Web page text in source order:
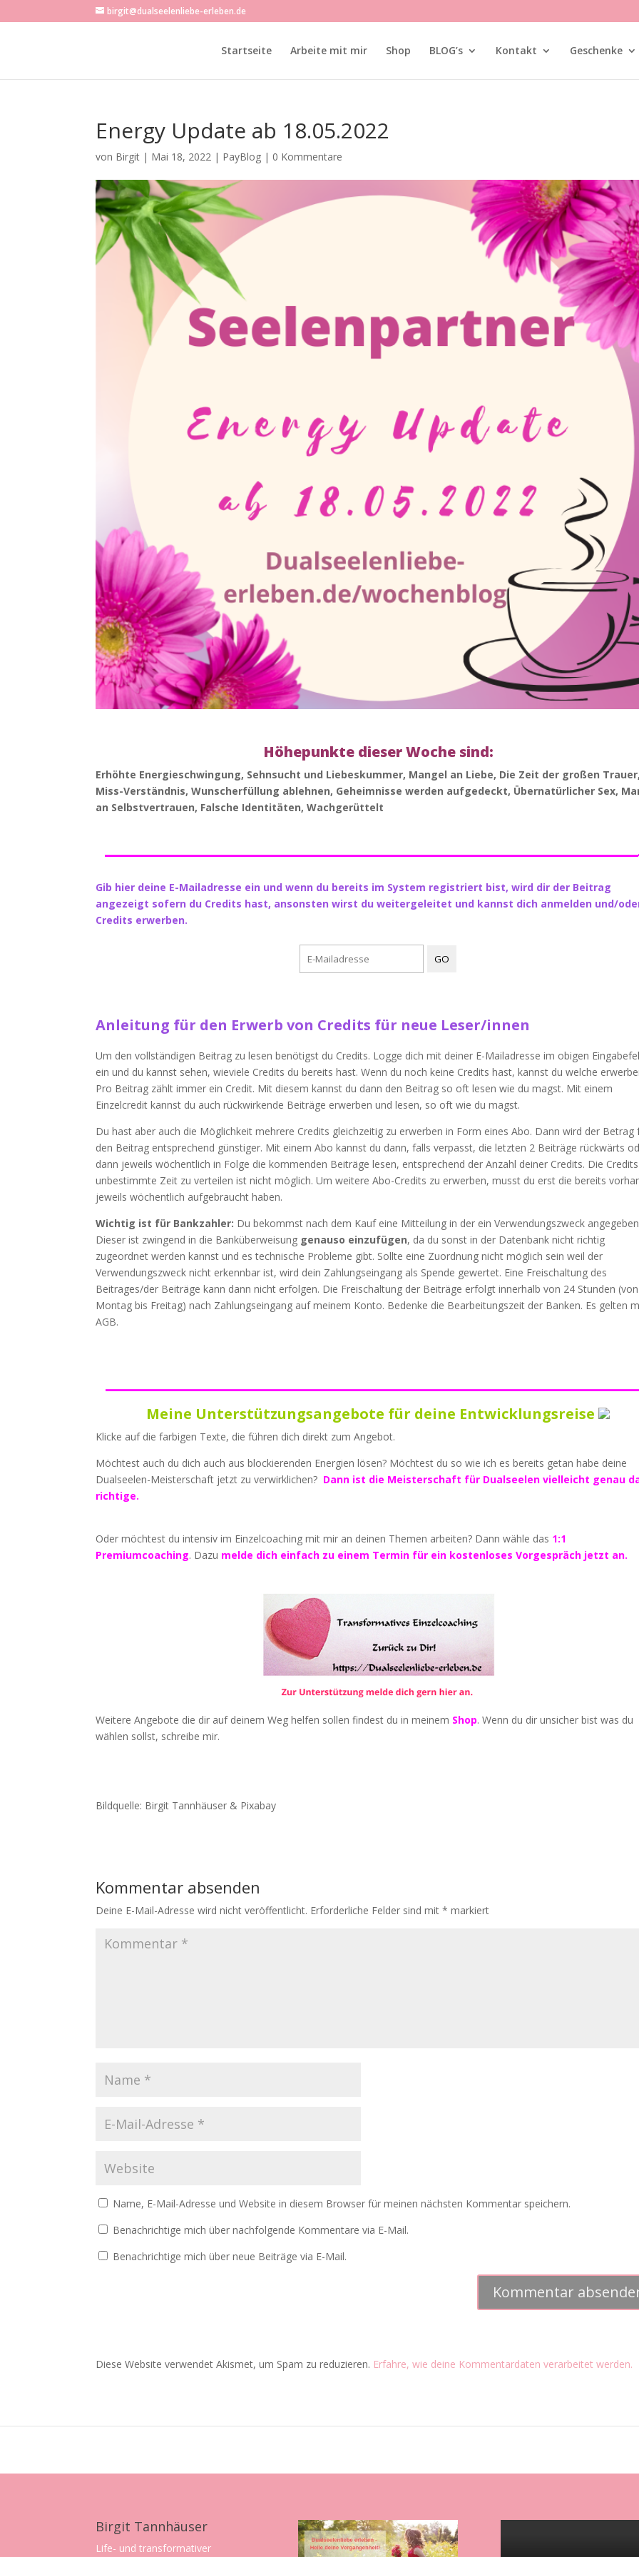
birgit@dualseelenliebe-erleben.de
Startseite Arbeite mit mir Shop BLOG’s Kontakt Geschenke
Energy Update ab 18.05.2022
von Birgit | Mai 18, 2022 | PayBlog | 0 Kommentare
Höhepunkte dieser Woche sind:
Erhöhte Energieschwingung, Sehnsucht und Liebeskummer, Mangel an Liebe, Die Zeit der großen Trauer,
Miss-Verständnis, Wunscherfüllung ablehnen, Geheimnisse werden aufgedeckt, Übernatürlicher Sex,
an Selbstvertrauen, Falsche Identitäten, Wachgerüttelt
Gib hier deine E-Mailadresse ein und wenn du bereits im System registriert bist, wird dir der Beitrag
angezeigt sofern du Credits hast, ansonsten wirst du weitergeleitet und kannst dich anmelden und/
Credits erwerben.
Anleitung für den Erwerb von Credits für neue Leser/innen
Um den vollständigen Beitrag zu lesen benötigst du Credits. Logge dich mit deiner E-Mailadresse im obigen
ein und du kannst sehen, wieviele Credits du bereits hast. Wenn du noch keine Credits hast, kannst du welche
Pro Beitrag zählt immer ein Credit. Mit diesem kannst du dann den Beitrag so oft lesen wie du magst. Mit einem
Einzelcredit kannst du auch rückwirkende Beiträge erwerben und lesen, so oft wie du magst.
Du hast aber auch die Möglichkeit mehrere Credits gleichzeitig zu erwerben in Form eines Abo. Dann wird der Betrag
den Beitrag entsprechend günstiger. Mit einem Abo kannst du dann, falls verpasst, die letzten 2 Beiträge rückwärts
dann jeweils wöchentlich in Folge die kommenden Beiträge lesen, entsprechend der Anzahl deiner Credits. Die
unbestimmte Zeit zu verteilen ist nicht möglich. Um weitere Abo-Credits zu erwerben, musst du erst die bereits
jeweils wöchentlich aufgebraucht haben.
Wichtig ist für Bankzahler: Du bekommst nach dem Kauf eine Mitteilung in der ein Verwendungszweck
Dieser ist zwingend in die Banküberweisung genauso einzufügen, da du sonst in der Datenbank nicht richtig
zugeordnet werden kannst und es technische Probleme gibt. Sollte eine Zuordnung nicht möglich sein weil der
Verwendungszweck nicht erkennbar ist, wird dein Zahlungseingang als Spende gewertet. Eine Freischaltung des
Beitrages/der Beiträge kann dann nicht erfolgen. Die Freischaltung der Beiträge erfolgt innerhalb von 24 Stunden (von
Montag bis Freitag) nach Zahlungseingang auf meinem Konto. Bedenke die Bearbeitungszeit der Banken. Es gelten
AGB.
Meine Unterstützungsangebote für deine Entwicklungsreise
Klicke auf die farbigen Texte, die führen dich direkt zum Angebot.
Möchtest auch du dich auch aus blockierenden Energien lösen? Möchtest du so wie ich es bereits getan habe deine
Dualseelen-Meisterschaft jetzt zu verwirklichen? Dann ist die Meisterschaft für Dualseelen vielleicht genau
richtige.
Oder möchtest du intensiv im Einzelcoaching mit mir an deinen Themen arbeiten? Dann wähle das 1:1
Premiumcoaching. Dazu melde dich einfach zu einem Termin für ein kostenloses Vorgespräch jetzt an.
Weitere Angebote die dir auf deinem Weg helfen sollen findest du in meinem Shop. Wenn du dir unsicher bist was du
wählen sollst, schreibe mir.
Bildquelle: Birgit Tannhäuser & Pixabay
Kommentar absenden
Deine E-Mail-Adresse wird nicht veröffentlicht. Erforderliche Felder sind mit* markiert
Name, E-Mail-Adresse und Website in diesem Browser für meinen nächsten Kommentar speichern.
Benachrichtige mich über nachfolgende Kommentare via E-Mail.
Benachrichtige mich über neue Beiträge via E-Mail.
Diese Website verwendet Akismet, um Spam zu reduzieren. Erfahre, wie deine Kommentardaten verarbeitet werden.
Birgit Tannhäuser
Life- und transformativer